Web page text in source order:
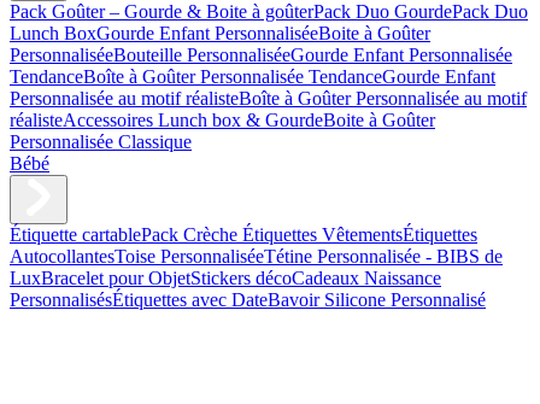
Pack Goûter – Gourde & Boite à goûterPack Duo GourdePack Duo
Lunch BoxGourde Enfant PersonnaliséeBoite à Goûter
PersonnaliséeBouteille PersonnaliséeGourde Enfant Personnalisée
TendanceBoîte à Goûter Personnalisée TendanceGourde Enfant
Personnalisée au motif réalisteBoîte à Goûter Personnalisée au motif
réalisteAccessoires Lunch box & GourdeBoite à Goûter
Personnalisée Classique
Bébé
Étiquette cartablePack Crèche Étiquettes VêtementsÉtiquettes
AutocollantesToise PersonnaliséeTétine Personnalisée - BIBS de
LuxBracelet pour ObjetStickers décoCadeaux Naissance
PersonnalisésÉtiquettes avec DateBavoir Silicone Personnalisé